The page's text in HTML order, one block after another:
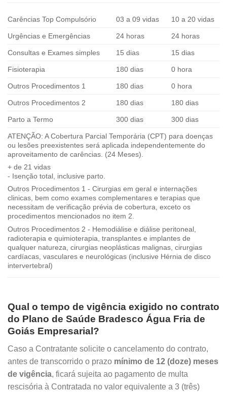
Carências Top Compulsório 03 a 09 vidas 10 a 20 vidas
Urgências e Emergências 24 horas 24 horas
Consultas e Exames simples 15 dias 15 dias
Fisioterapia 180 dias 0 hora
Outros Procedimentos 1 180 dias 0 hora
Outros Procedimentos 2 180 dias 180 dias
Parto a Termo 300 dias 300 dias
ATENÇÃO: A Cobertura Parcial Temporária (CPT) para doenças
ou lesões preexistentes será aplicada independentemente do
aproveitamento de carências. (24 Meses).
+ de 21 vidas
- Isenção total, inclusive parto.
Outros Procedimentos 1 - Cirurgias em geral e internações
clinicas, bem como exames complementares e terapias que
necessitam de verificação prévia de cobertura, exceto os
procedimentos mencionados no item 2.
Outros Procedimentos 2 - Hemodiálise e diálise peritoneal,
radioterapia e quimioterapia, transplantes e implantes de
qualquer natureza, cirurgias neoplásticas malignas, cirurgias
cardíacas, vasculares e neurológicas (inclusive Hérnia de disco
intervertebral)
Qual o tempo de vigência exigido no contrato
do Plano de Saúde Bradesco Água Fria de
Goiás Empresarial?
Caso a Contratante solicite o cancelamento do contrato,
antes de transcorrido o prazo mínimo de 12 (doze) meses
de vigência, ficará sujeita ao pagamento de multa
rescisória à Contratada no valor equivalente a 3 (três)